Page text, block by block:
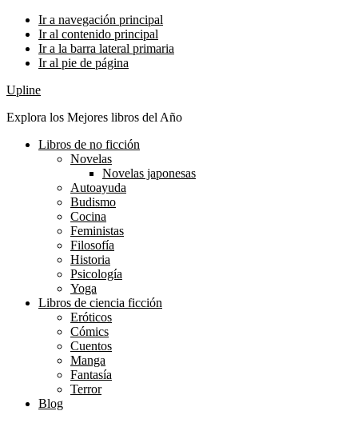
Ir a navegación principal
Ir al contenido principal
Ir a la barra lateral primaria
Ir al pie de página
Upline
Explora los Mejores libros del Año
Libros de no ficción
Novelas
Novelas japonesas
Autoayuda
Budismo
Cocina
Feministas
Filosofía
Historia
Psicología
Yoga
Libros de ciencia ficción
Eróticos
Cómics
Cuentos
Manga
Fantasía
Terror
Blog